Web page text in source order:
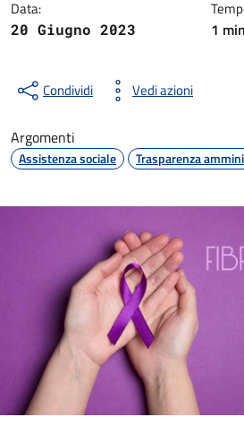
Data:
20 Giugno 2023 1 min
Condividi Vedi azioni
Argomenti
Assistenza sociale Trasparenza